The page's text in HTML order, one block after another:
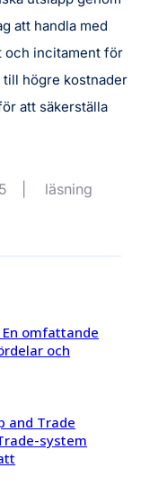
att handla med
och incitament för
till högre kostnader
att säkerställa
läsning
omfattande
och
and Trade
system